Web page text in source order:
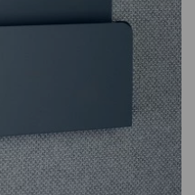
Ein stilvoller
Trennwände von Götessons.
mit Pflanzen für eine
für alle ScreenIT
leicht an die Trennwand
und geschwungenen
verwendbar